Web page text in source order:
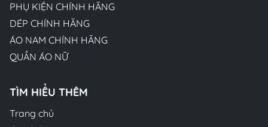
PHỤ KIỆN CHÍNH HÃNG
DÉP CHÍNH HÃNG
ÁO NAM CHÍNH HÃNG
QUẦN ÁO NỮ
TÌM HIỂU THÊM
Trang chủ